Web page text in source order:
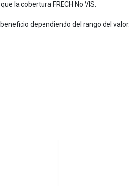
la cobertura FRECH No VIS.
dependiendo del rango del valor.